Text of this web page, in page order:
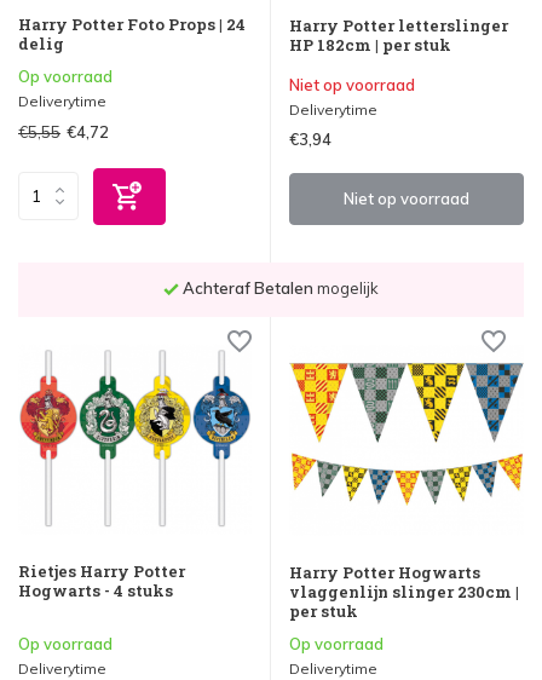
Harry Potter Foto Props | 24
delig
Op voorraad
Deliverytime
€5,55 €4,72
Harry Potter letterslinger
HP 182cm | per stuk
Niet op voorraad
Deliverytime
€3,94
Niet op voorraad
Voor23.59 uurbesteld,morgen bezorgd
Rietjes Harry Potter
Hogwarts - 4 stuks
Op voorraad
Deliverytime
Harry Potter Hogwarts
vlaggenlijn slinger 230cm |
per stuk
Op voorraad
Deliverytime